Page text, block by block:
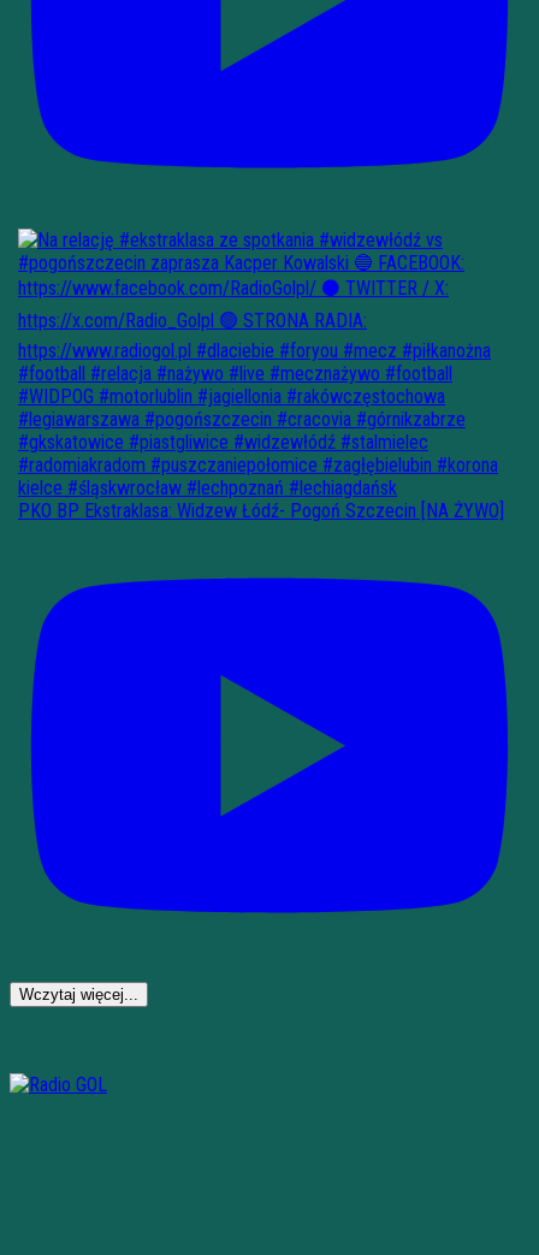
PKO BP Ekstraklasa: Widzew Łódź- Pogoń Szczecin [NA ŻYWO]
Wczytaj więcej...